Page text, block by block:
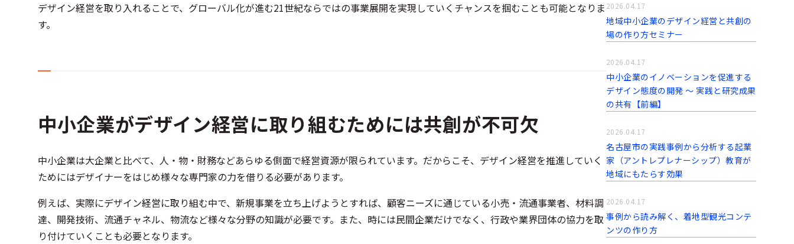
デザイン経営を取り入れることで、グローバル化が進む21世紀ならではの事業展開を実現していくチャンスを掴むことも可能となりま
す。
中小企業がデザイン経営に取り組むためには共創が不可欠
中小企業は大企業と比べて、人・物・財務などあらゆる側面で経営資源が限られています。だからこそ、デザイン経営を推進していく
ためにはデザイナーをはじめ様々な専門家の力を借りる必要があります。
例えば、実際にデザイン経営に取り組む中で、新規事業を立ち上げようとすれば、顧客ニーズに通じている小売・流通事業者、材料調
達、開発技術、流通チャネル、物流など様々な分野の知識が必要です。また、時には民間企業だけでなく、行政や業界団体の協力を取
り付けていくことも必要となります。
地域中小企業のデザイン経営と共創の
場の作り方セミナー
2026.04.17
中小企業のイノベーションを促進する
デザイン態度の開発 〜 実践と研究成果
の共有【前編】
2026.04.17
名古屋市の実践事例から分析する起業
家（アントレプレナーシップ）教育が
地域にもたらす効果
2026.04.17
事例から読み解く、着地型観光コンテ
ンツの作り方
2026.04.17